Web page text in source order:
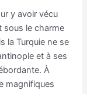
y avoir vécu
sous le charme
la Turquie ne se
et à ses
À
magnifiques